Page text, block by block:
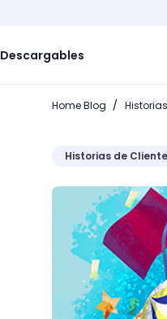
Descargables
Home Blog /
Historias de
La alumna de